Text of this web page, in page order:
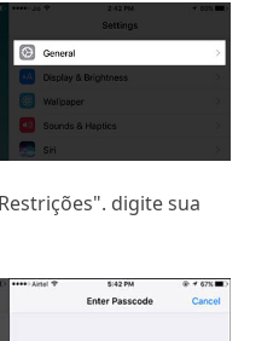
digite sua